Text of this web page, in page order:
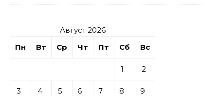
Август 2026
Пн
Вт Ср Чт Пт Сб Вс
1 2
3 4 5 6 7 8 9